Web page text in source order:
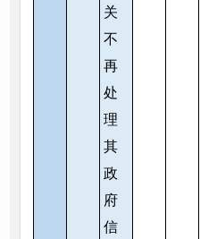
关
不
再
处
理
其
政
府
信